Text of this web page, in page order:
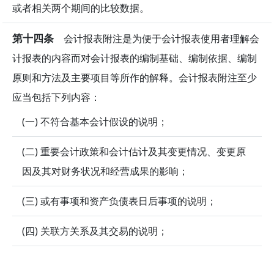
或者相关两个期间的比较数据。
第十四条 会计报表附注是为便于会计报表使用者理解会
计报表的内容而对会计报表的编制基础、编制依据、编制
原则和方法及主要项目等所作的解释。会计报表附注至少
应当包括下列内容：
(一) 不符合基本会计假设的说明；
(二) 重要会计政策和会计估计及其变更情况、变更原
因及其对财务状况和经营成果的影响；
(三) 或有事项和资产负债表日后事项的说明；
(四) 关联方关系及其交易的说明；